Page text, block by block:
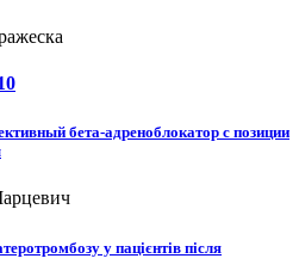
бета-адреноблокатор с позиции
у пацієнтів після